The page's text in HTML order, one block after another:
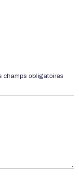
champs obligatoires